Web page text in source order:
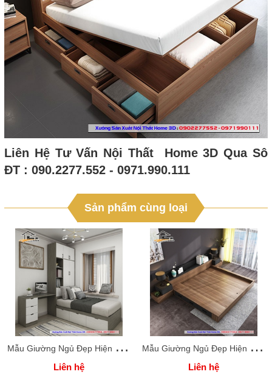
Liên Hệ Tư Vấn Nội Thất Home 3D Qua Sô
ĐT : 090.2277.552 - 0971.990.111
Sản phẩm cùng loại
M
ẫu Giường Ngủ Đẹp Hiện Đại Home 3D
Liên hệ
M
ẫu Giường Ngủ Đẹp Hiện Đại Home 3D
Liên hệ